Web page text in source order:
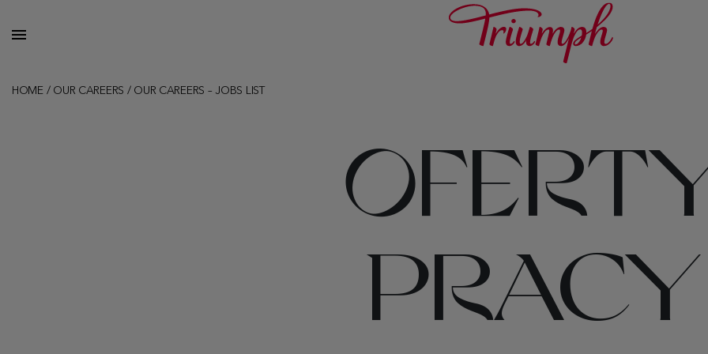
HOME/ OUR CAREERS / OUR CAREERS – JOBS LIST
PRACY